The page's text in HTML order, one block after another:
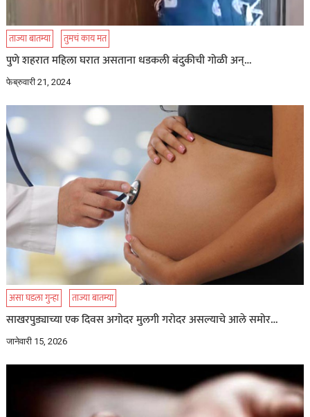
ताज्या बातम्या तुमचं काय मत
पुणे शहरात महिला घरात असताना धडकली बंदुकीची गोळी अन्…
फेब्रुवारी 21, 2024
असा घडला गुन्हा ताज्या बातम्या
साखरपुड्याच्या एक दिवस अगोदर मुलगी गरोदर असल्याचे आले समोर…
जानेवारी 15, 2026